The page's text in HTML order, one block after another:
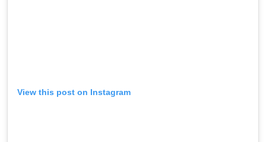
View this post on Instagram